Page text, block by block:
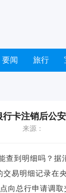
要闻 旅行
卡注销后公
来源：
到明细吗？据
易明细记录在
总行申请调取